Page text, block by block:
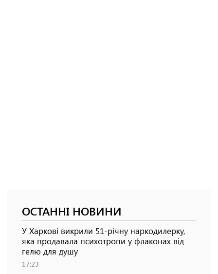
ОСТАННІ НОВИНИ
У Харкові викрили 51-річну наркодилерку,
яка продавала психотропи у флаконах від
гелю для душу
17:23